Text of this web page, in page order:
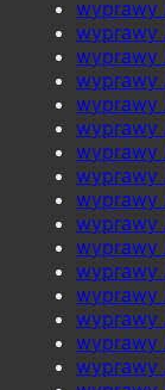
wyprawy
wyprawy
wyprawy
wyprawy
wyprawy
wyprawy
wyprawy
wyprawy
wyprawy
wyprawy
wyprawy
wyprawy
wyprawy
wyprawy
wyprawy
wyprawy